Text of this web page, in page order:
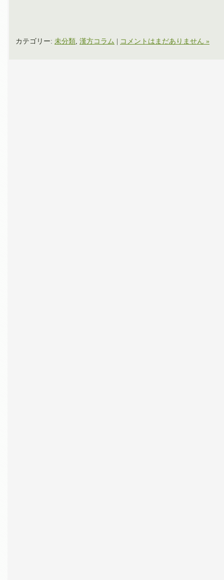
カテゴリー: 未分類 漢方コラム コメントはまだありません »